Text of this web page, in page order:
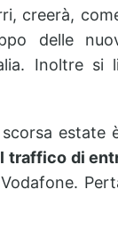
creerà,
delle
Inoltre si
traffico di